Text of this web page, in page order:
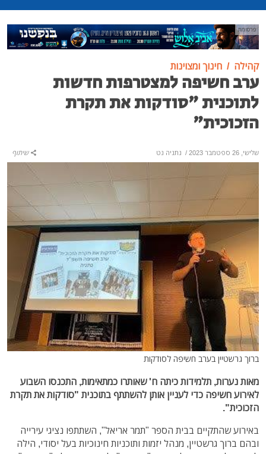
פרסומת
קהילה חינוך ומצוינות
ערב חשיפה למצטרפות חדשות
לתוכנית "סודקות את תקרת
הזכוכית"
שלישי, 26 ספטמבר 2023 / נתניה נט שיתוף
ברוך גרשטיין בערב חשיפה לסודקות
מאות נערות, תלמידות כיתה ח' שאותרו כמתאימות, התכנסו השבוע
לאירוע חשיפה כדי לעניין אותן להשתתף בתוכנית "סודקות את תקרת
הזכוכית".
באירוע שהתקיים בבית הספר "תמר אריאל", השתתפו נציגי עירייה
ובהם ברוך גרשטיין, מנהל יזמות ותוכניות חינוכיות בעל יסודי, הילה